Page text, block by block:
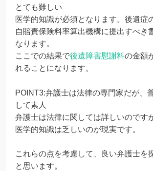
とても難しい
医学的知識が必須となります。後遺症
自賠責保険料率算出機構に提出すべき
なります。
ここでの結果で後遺障害慰謝料の金額
れることになります。
POINT3:弁護士は法律の専門家だが、
して素人
弁護士は法律に関しては詳しいのです
医学的知識は乏しいのが現実です。
これらの点を考慮して、良い弁護士を
と思います。